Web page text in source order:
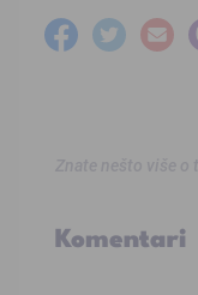
Komentari